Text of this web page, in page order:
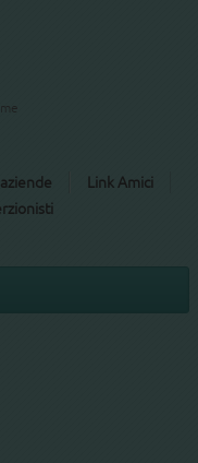
Link Amici